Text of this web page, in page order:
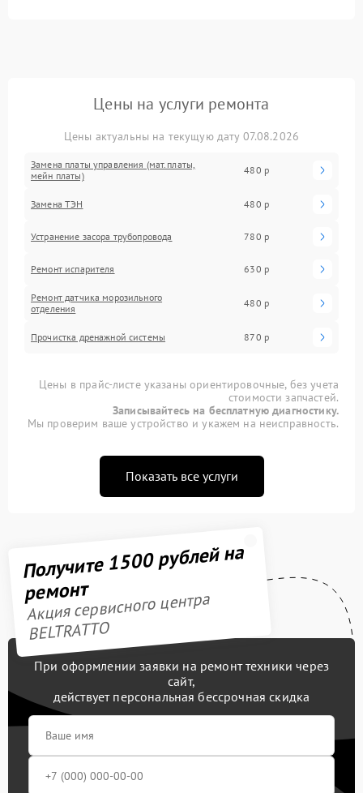
Цены на услуги ремонта
Цены актуальны на текущую дату 07.08.2026
Замена платы управления (мат.платы,
мейн платы)
480 р
Замена ТЭН 480 р
Устранение засора трубопровода 780 р
Ремонт испарителя 630 р
Ремонт датчика морозильного
отделения
480 р
Прочистка дренажной системы 870 р
Цены в прайс-листе указаны ориентировочные, без учета
стоимости запчастей.
Записывайтесь на бесплатную диагностику.
Мы проверим ваше устройство и укажем на неисправность.
Показать все услуги
Получите 1500 рублей на
ремонт
Акция сервисного центра
BELTRATTO
При оформлении заявки на ремонт техники через
сайт,
действует персональная бессрочная скидка